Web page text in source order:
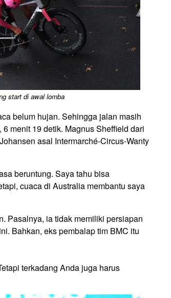
start di awal lomba
belum hujan. Sehingga jalan masih
menit 19 detik. Magnus Sheffield dari
asal Intermarché-Circus-Wanty
beruntung. Saya tahu bisa
cuaca di Australia membantu saya
Pasalnya, ia tidak memiliki persiapan
Bahkan, eks pembalap tim BMC itu
terkadang Anda juga harus